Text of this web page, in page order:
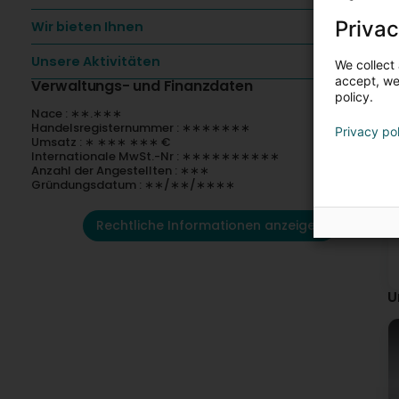
Wir bieten Ihnen
Unsere Aktivitäten
Verwaltungs- und Finanzdaten
Nace : ∗∗.∗∗∗
Handelsregisternummer : ∗∗∗∗∗∗∗
Umsatz : ∗ ∗∗∗ ∗∗∗ €
Internationale MwSt.-Nr : ∗∗∗∗∗∗∗∗∗∗
Anzahl der Angestellten : ∗∗∗
Gründungsdatum : ∗∗/∗∗/∗∗∗∗
Rechtliche Informationen anzeigen
We
accept,
policy.
Privacy